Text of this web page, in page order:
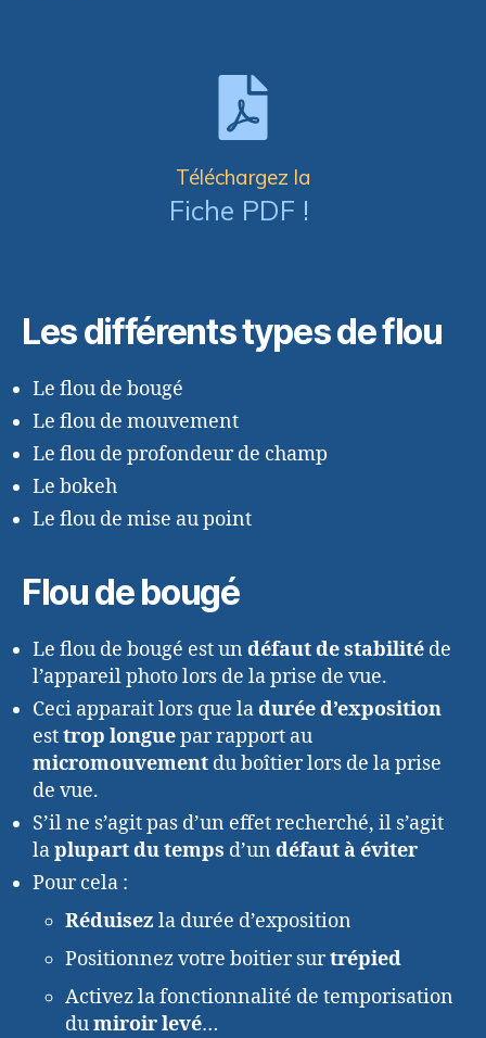
Téléchargez la
Fiche PDF !
Les différents types de flou
Le flou de bougé
Le flou de mouvement
Le flou de profondeur de champ
Le bokeh
Le flou de mise au point
Flou de bougé
Le flou de bougé est un défaut de stabilité de
l’appareil photo lors de la prise de vue.
Ceci apparait lors que ladurée d’exposition
esttrop longuepar rapport au
micromouvement du boîtier lors de la prise
de vue.
S’il ne s’agit pas d’un effet recherché, il s’agit
laplupart du temps d’un défaut à éviter
Pour cela :
Réduisez la durée d’exposition
Positionnez votre boitier surtrépied
Activez la fonctionnalité de temporisation
dumiroir levé…